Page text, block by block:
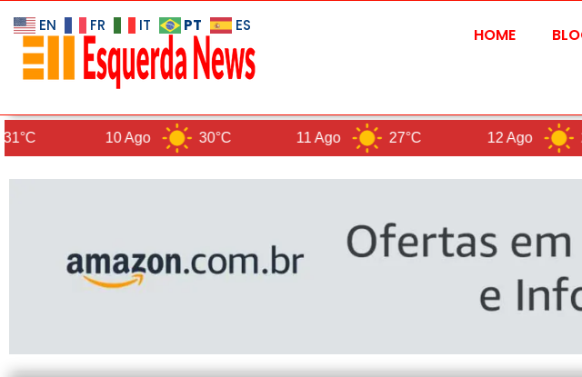
HOME
30°C 27°C 26°C
EN FR IT PT ES